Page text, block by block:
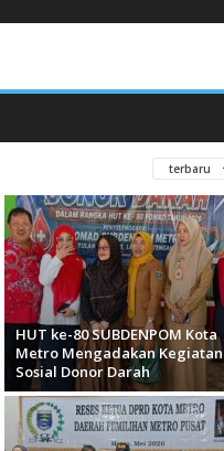
terbaru
HUT ke-80 SUBDENPOM Kota
Metro Mengadakan Kegiatan
Sosial Donor Darah